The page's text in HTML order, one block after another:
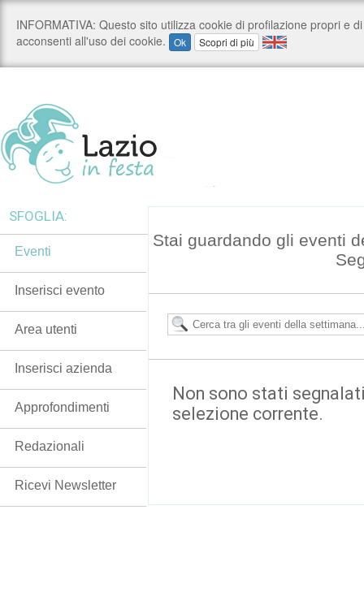
Stai guardando gli eventi
Non sono stati
selezione corrente.
SFOGLIA:
Eventi
Inserisci evento
Area utenti
Inserisci azienda
Approfondimenti
Redazionali
Ricevi Newsletter